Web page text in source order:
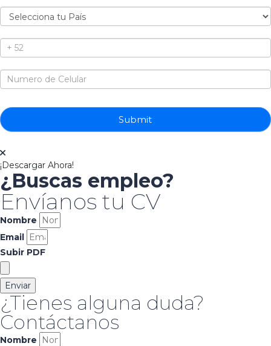
Submit
¡Descargar Ahora!
¿Buscas empleo?
Envíanos tu CV
Nombre
Email
Subir PDF
Enviar
¿Tienes alguna duda?
Contáctanos
Nombre